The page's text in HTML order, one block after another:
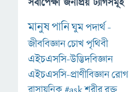
মানুষপানিঘুমপদার্থ-
জীববিজ্ঞানচোখপৃথিবী
এইচএসসি-উদ্ভিদবিজ্ঞান
এইচএসসি-প্রাণীবিজ্ঞানরোগ